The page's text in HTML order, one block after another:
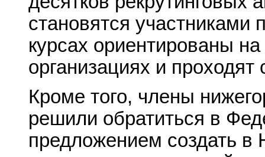
становятся
курсах ориентированы
организациях и
Кроме того, члены
решили обратиться в
предложением создать в